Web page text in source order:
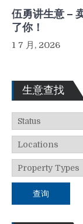
伍勇讲生意 –
了你！
1 7 月, 2026
生意查找
查询